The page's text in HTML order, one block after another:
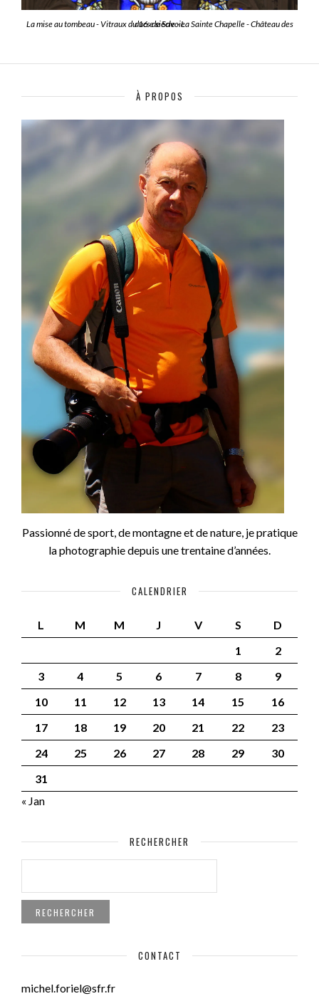
La mise au tombeau - Vitraux du 16 e siècle - La Sainte Chapelle - Château des ducs de Savoie
À PROPOS
Passionné de sport, de montagne et de nature, je pratique
la photographie depuis une trentaine d’années.
CALENDRIER
L M M J V S
D
1
2
3
4 5 6 7 8
9
10
11 12 13 14 15
16
17
18 19 20 21 22
23
24
25 26 27 28 29
30
31
« Jan
RECHERCHER
CONTACT
michel.foriel@sfr.fr